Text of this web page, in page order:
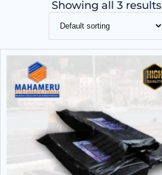
Showing all 3 results